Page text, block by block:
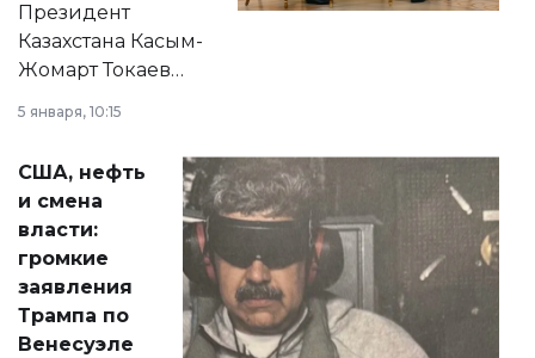
Президент
Казахстана Касым-
Жомарт Токаев
сразу несколько
актуальных тем —
от слухов о
политических
реформах до
вопросов армии,
экономики и
личного здоровья.
5 января, 10:15
США, нефть
и смена
власти:
громкие
заявления
Трампа по
Венесуэле